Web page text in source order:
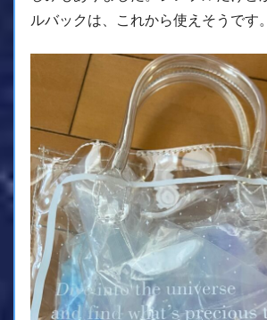
ルバックは、これから使えそうです。